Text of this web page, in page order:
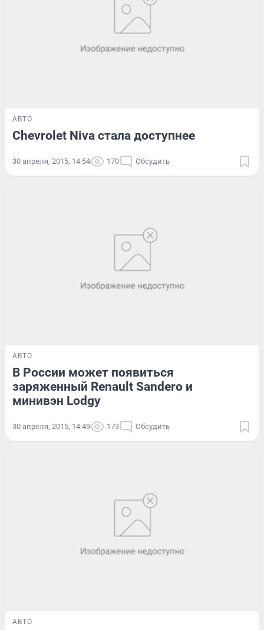
АВТО
Chevrolet Niva стала доступнее
30 апреля, 2015, 14:54 170 Обсудить
АВТО
В России может появиться
заряженный Renault Sandero и
минивэн Lodgy
30 апреля, 2015, 14:49 173 Обсудить
АВТО